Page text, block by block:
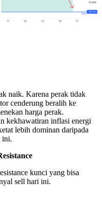
naik. Karena perak tidak
cenderung beralih ke
harga perak.
kekhawatiran inflasi energi
lebih dominan daripada
ini.
kunci yang bisa
sell hari ini.